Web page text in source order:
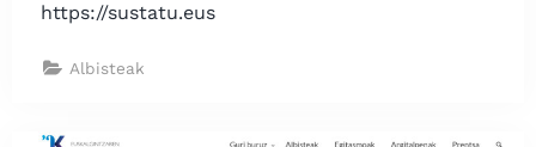
https://sustatu.eus
Albisteak